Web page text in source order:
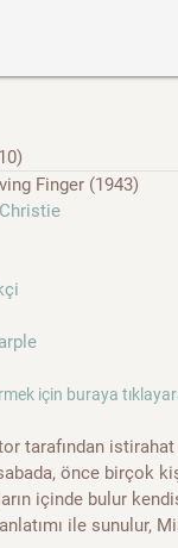
)
Finger (1943)
için buraya
tarafından
önce birçok
içinde bulur
ile sunulur,